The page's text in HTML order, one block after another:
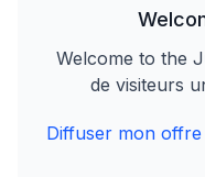
Welcome to the
de visiteurs
Diffuser mon